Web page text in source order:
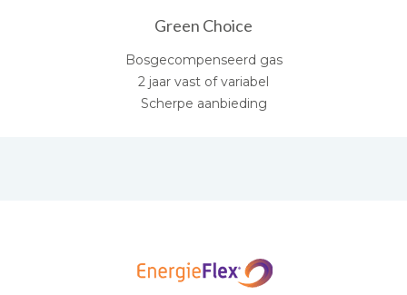
Green Choice
Bosgecompenseerd gas
2 jaar vast of variabel
Scherpe aanbieding